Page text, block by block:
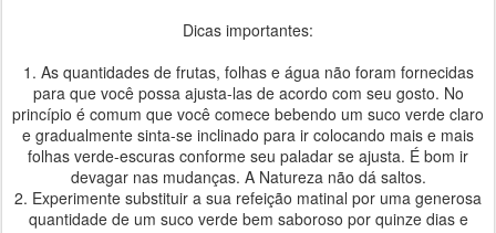
Dicas importantes:
1. As quantidades de frutas, folhas e água não foram fornecidas
para que você possa ajusta-las de acordo com seu gosto. No
princípio é comum que você comece bebendo um suco verde claro
e gradualmente sinta-se inclinado para ir colocando mais e mais
folhas verde-escuras conforme seu paladar se ajusta. É bom ir
devagar nas mudanças. A Natureza não dá saltos.
2. Experimente substituir a sua refeição matinal por uma generosa
quantidade de um suco verde bem saboroso por quinze dias e